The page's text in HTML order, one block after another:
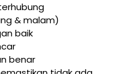
& malam)
baik
benar